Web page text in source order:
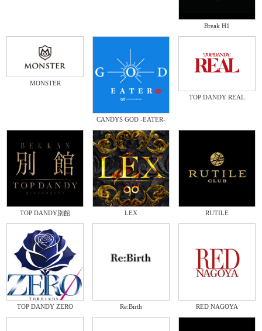
Break H1
MONSTER
CANDYS GOD -EATER-
TOP DANDY REAL
TOP DANDY別館 LEX RUTILE
TOP DANDY ZERO Re:Birth RED NAGOYA